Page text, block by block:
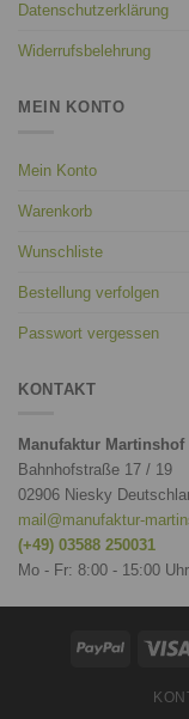
Datenschutzerklärung
Widerrufsbelehrung
MEIN KONTO
Mein Konto
Warenkorb
Wunschliste
Bestellung verfolgen
Passwort vergessen
KONTAKT
Manufaktur Martinshof
Bahnhofstraße 17 / 19
02906 Niesky
mail@manufaktur-
(+49) 03588 250031
Mo - Fr: 8:00 - 15:00 Uhr